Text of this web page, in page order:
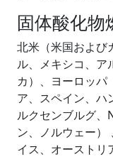
固体酸化物
北米（米国および
ル、メキシコ、ア
カ）、ヨーロッパ
ア、スペイン、ハ
ルクセンブルグ、
ン、ノルウェー）
イス、オーストリ